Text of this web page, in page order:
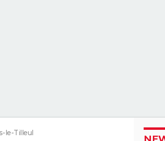
le-Tilleul